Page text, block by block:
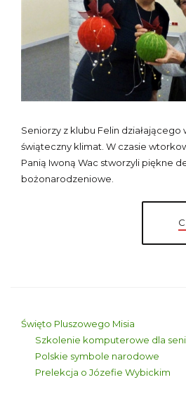
Seniorzy z klubu Felin działającego
świąteczny klimat. W czasie
Panią Iwoną Wac stworzyli piękne
bożonarodzeniowe.
Święto Pluszowego Misia
Szkolenie komputerowe dla
Polskie symbole narodowe
Prelekcja o Józefie Wybickim